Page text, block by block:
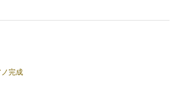
完成